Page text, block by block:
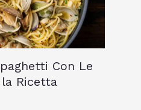
Con Le
Ricetta